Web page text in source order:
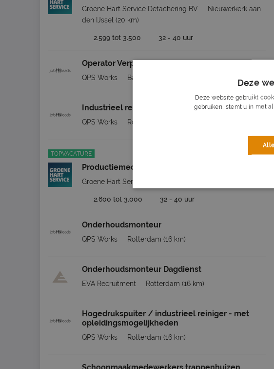
Groene Hart Service Detachering BV
Nieuwerkerk aan
den IJssel (20 km)
2.599 tot 3.500 32 - 40 uur
Operator Verpakkingen groente en fruit
QPS Works Barendrecht
Industrieel reiniger / Cleaner
QPS Works Rotterdam
TOPVACATURE
Productiemedewerker Metaal
Groene Hart Service Detachering BV
2.600 tot 3.000 32 - 40 uur
Onderhoudsmonteur
QPS Works Rotterdam (16 km)
Onderhoudsmonteur Dagdienst
EVA Recruitment Rotterdam (16 km)
Hogedrukspuiter / industrieel reiniger - met
opleidingsmogelijkheden
QPS Works Rotterdam (16 km)
Deze
Deze website gebruikt
gebruiken, stemt u in met